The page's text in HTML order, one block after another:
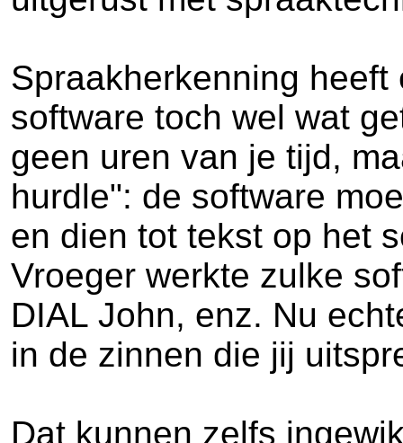
Spraakherkenning
software toch wel wat
geen uren van je tijd,
hurdle": de software
en dien tot tekst op het
Vroeger werkte zulke
DIAL John, enz. Nu
in de zinnen die jij
Dat kunnen zelfs